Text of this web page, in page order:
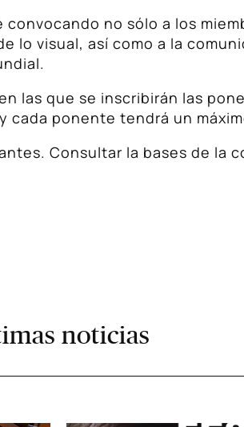
no sólo a los
lo visual, así como a la
las que se inscribirán las
cada ponente tendrá un
Consultar la bases de la
noticias